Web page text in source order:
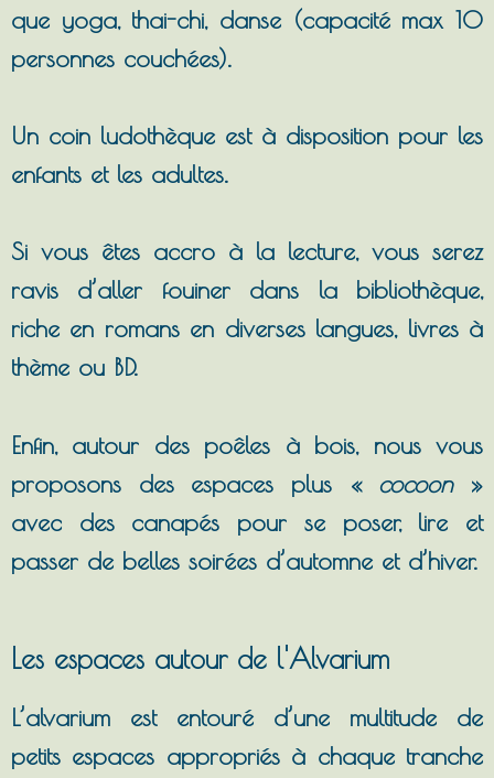
que yoga, thai-chi, danse (capacité max 10
personnes couchées).
Un coin ludothèque est à disposition pour les
enfants et les adultes.
Si vous êtes accro à la lecture, vous serez
ravis d’aller fouiner dans la bibliothèque,
riche en romans en diverses langues, livres à
thème ou BD.
Enfin, autour des poêles à bois, nous vous
proposons des espaces plus « cocoon»
avec des canapés pour se poser, lire et
passer de belles soirées d’automne et d’hiver.
Les espaces autour de l'Alvarium
L’alvarium est entouré d’une multitude de
petits espaces appropriés à chaque tranche